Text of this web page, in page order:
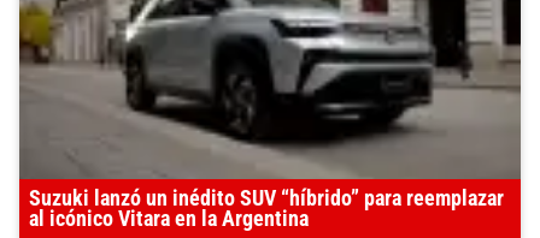
Suzuki lanzó un inédito SUV “híbrido” para reemplazar
al icónico Vitara en la Argentina